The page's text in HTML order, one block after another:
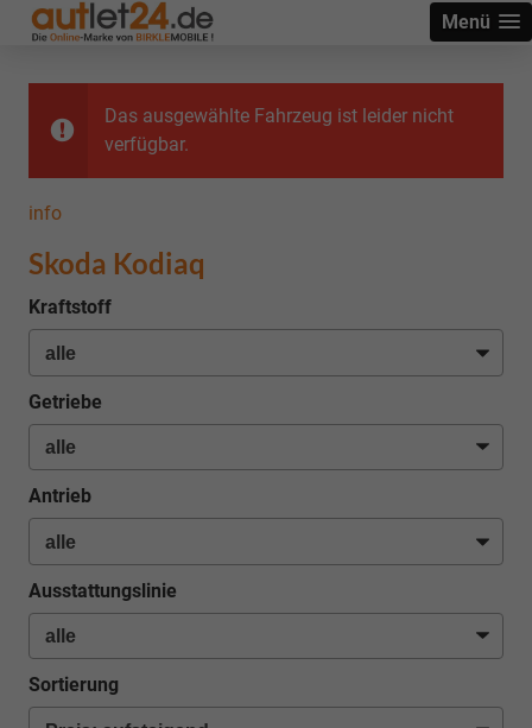
Menü
Das ausgewählte Fahrzeug ist leider nicht
verfügbar.
info
Skoda Kodiaq
Kraftstoff
Getriebe
Antrieb
Ausstattungslinie
Sortierung